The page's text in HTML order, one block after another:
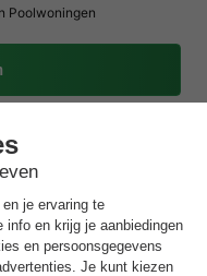
Poolwoningen